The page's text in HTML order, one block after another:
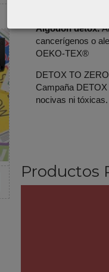
Algodón détox:
cancerígenos o
OEKO-TEX®
DETOX TO
Campaña
nocivas ni tóxicas.
Productos